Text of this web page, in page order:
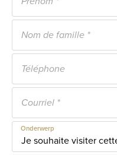
Onderwerp